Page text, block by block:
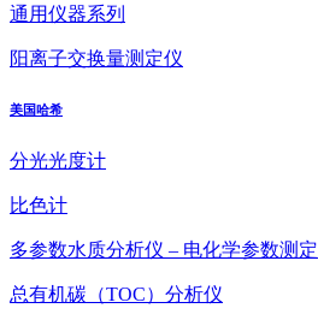
通用仪器系列
阳离子交换量测定仪
美国哈希
分光光度计
比色计
多参数水质分析仪 – 电化学参数测定
总有机碳（TOC）分析仪